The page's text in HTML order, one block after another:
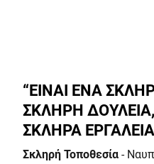
“ΕΙΝΑΙ ΕΝΑ
ΣΚΛΗΡΗ
ΣΚΛΗΡΑ
Σκληρή Τοποθεσία -